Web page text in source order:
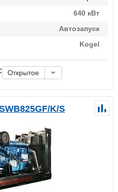
640 кВт
Автозапуск
Kogel
Открытое
K/S